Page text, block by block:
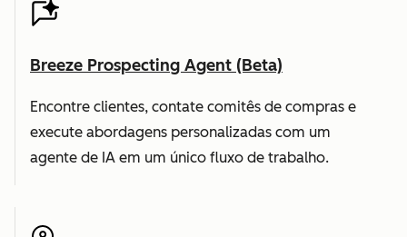
Breeze Prospecting Agent (Beta)
Encontre clientes, contate comitês de compras e
execute abordagens personalizadas com um
agente de IA em um único fluxo de trabalho.